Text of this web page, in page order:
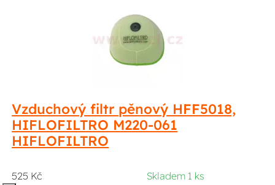
Vzduchový filtr pěnový HFF5018,
HIFLOFILTRO M220-061
HIFLOFILTRO
525 Kč
Skladem 1 ks